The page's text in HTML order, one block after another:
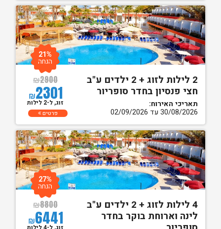
2 לילות לזוג + 2 ילדים ע"ב
חצי פנסיון בחדר סופריור
תאריכי האירוח:
30/08/2026 עד 02/09/2026
₪2900
₪2301
21%
הנחה
זוג, ל-2 לילות
פרטים
4 לילות לזוג + 2 ילדים ע"ב
לינה וארוחת בוקר בחדר
₪8800
₪6441
27%
הנחה